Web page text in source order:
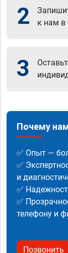
2
к нам в
3
Почему
✅ Опыт —
✅
и
✅
✅
телефону и
Позвонить